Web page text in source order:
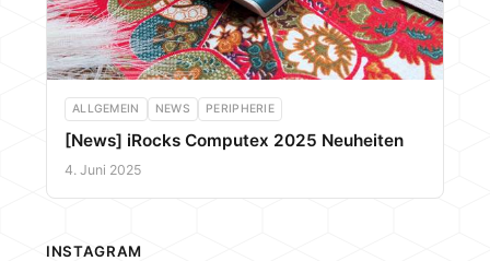
ALLGEMEIN NEWS PERIPHERIE
[News] iRocks Computex 2025 Neuheiten
4. Juni 2025
INSTAGRAM